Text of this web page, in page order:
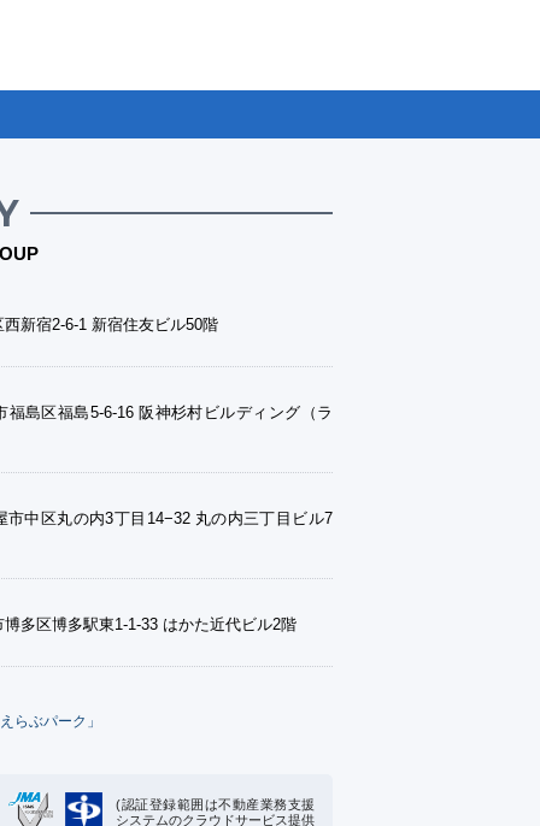
新宿2-6-1 新宿住友ビル50階
福島区福島5-6-16 阪神杉村ビルディング（ラ
市中区丸の内3丁目14−32 丸の内三丁目ビル7
多区博多駅東1-1-33 はかた近代ビル2階
らぶパーク」
(認証登録範囲は不動産業務支援
システムのクラウドサービス提供